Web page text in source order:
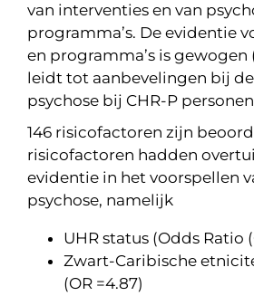
van interventies en van
programma’s. De evidentie
en programma’s is
leidt tot aanbevelingen bij
psychose bij CHR-P
146 risicofactoren zijn
risicofactoren hadden
evidentie in het voorspellen
psychose, namelijk
UHR status (Odds Ratio
Zwart-Caribische
(OR =4.87)